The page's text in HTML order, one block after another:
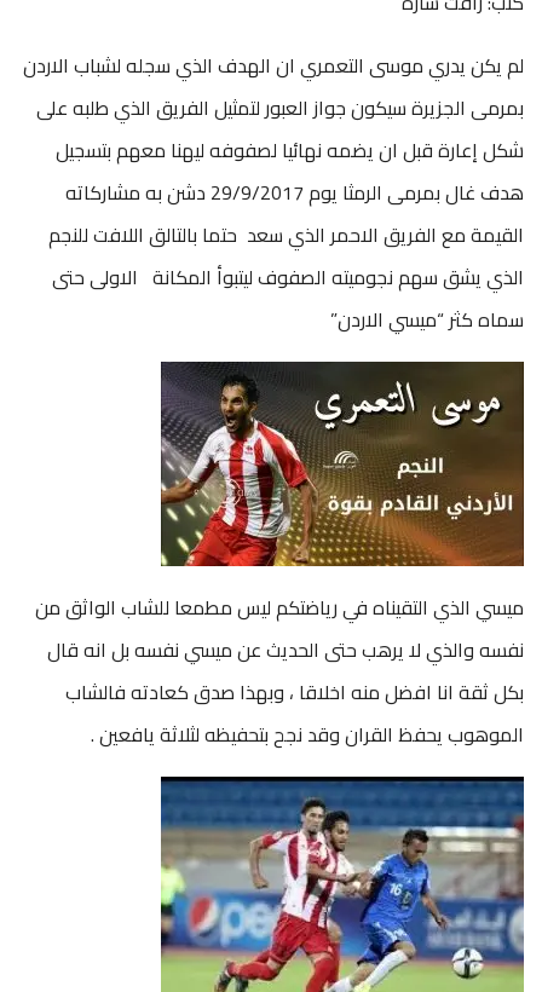
لم يكن يدري موسى التعمري ان الهدف الذي سجله لشباب الاردن
بمرمى الجزيرة سيكون جواز العبور لتمثيل الفريق الذي طلبه على
شكل إعارة قبل ان يضمه نهائيا لصفوفه ليهنا معهم بتسجيل
هدف غال بمرمى الرمثا يوم 29/9/2017 دشن به مشاركاته
القيمة مع الفريق الاحمر الذي سعد حتما بالتالق اللافت للنجم
الذي يشق سهم نجوميته الصفوف ليتبوأ المكانة الاولى حتى
سماه كثر “ميسي الاردن”
ميسي الذي التقيناه في رياضتكم ليس مطمعا للشاب الواثق من
نفسه والذي لا يرهب حتى الحديث عن ميسي نفسه بل انه قال
بكل ثقة انا افضل منه اخلاقا ، وبهذا صدق كعادته فالشاب
الموهوب يحفظ القران وقد نجح بتحفيظه لثلاثة يافعين .